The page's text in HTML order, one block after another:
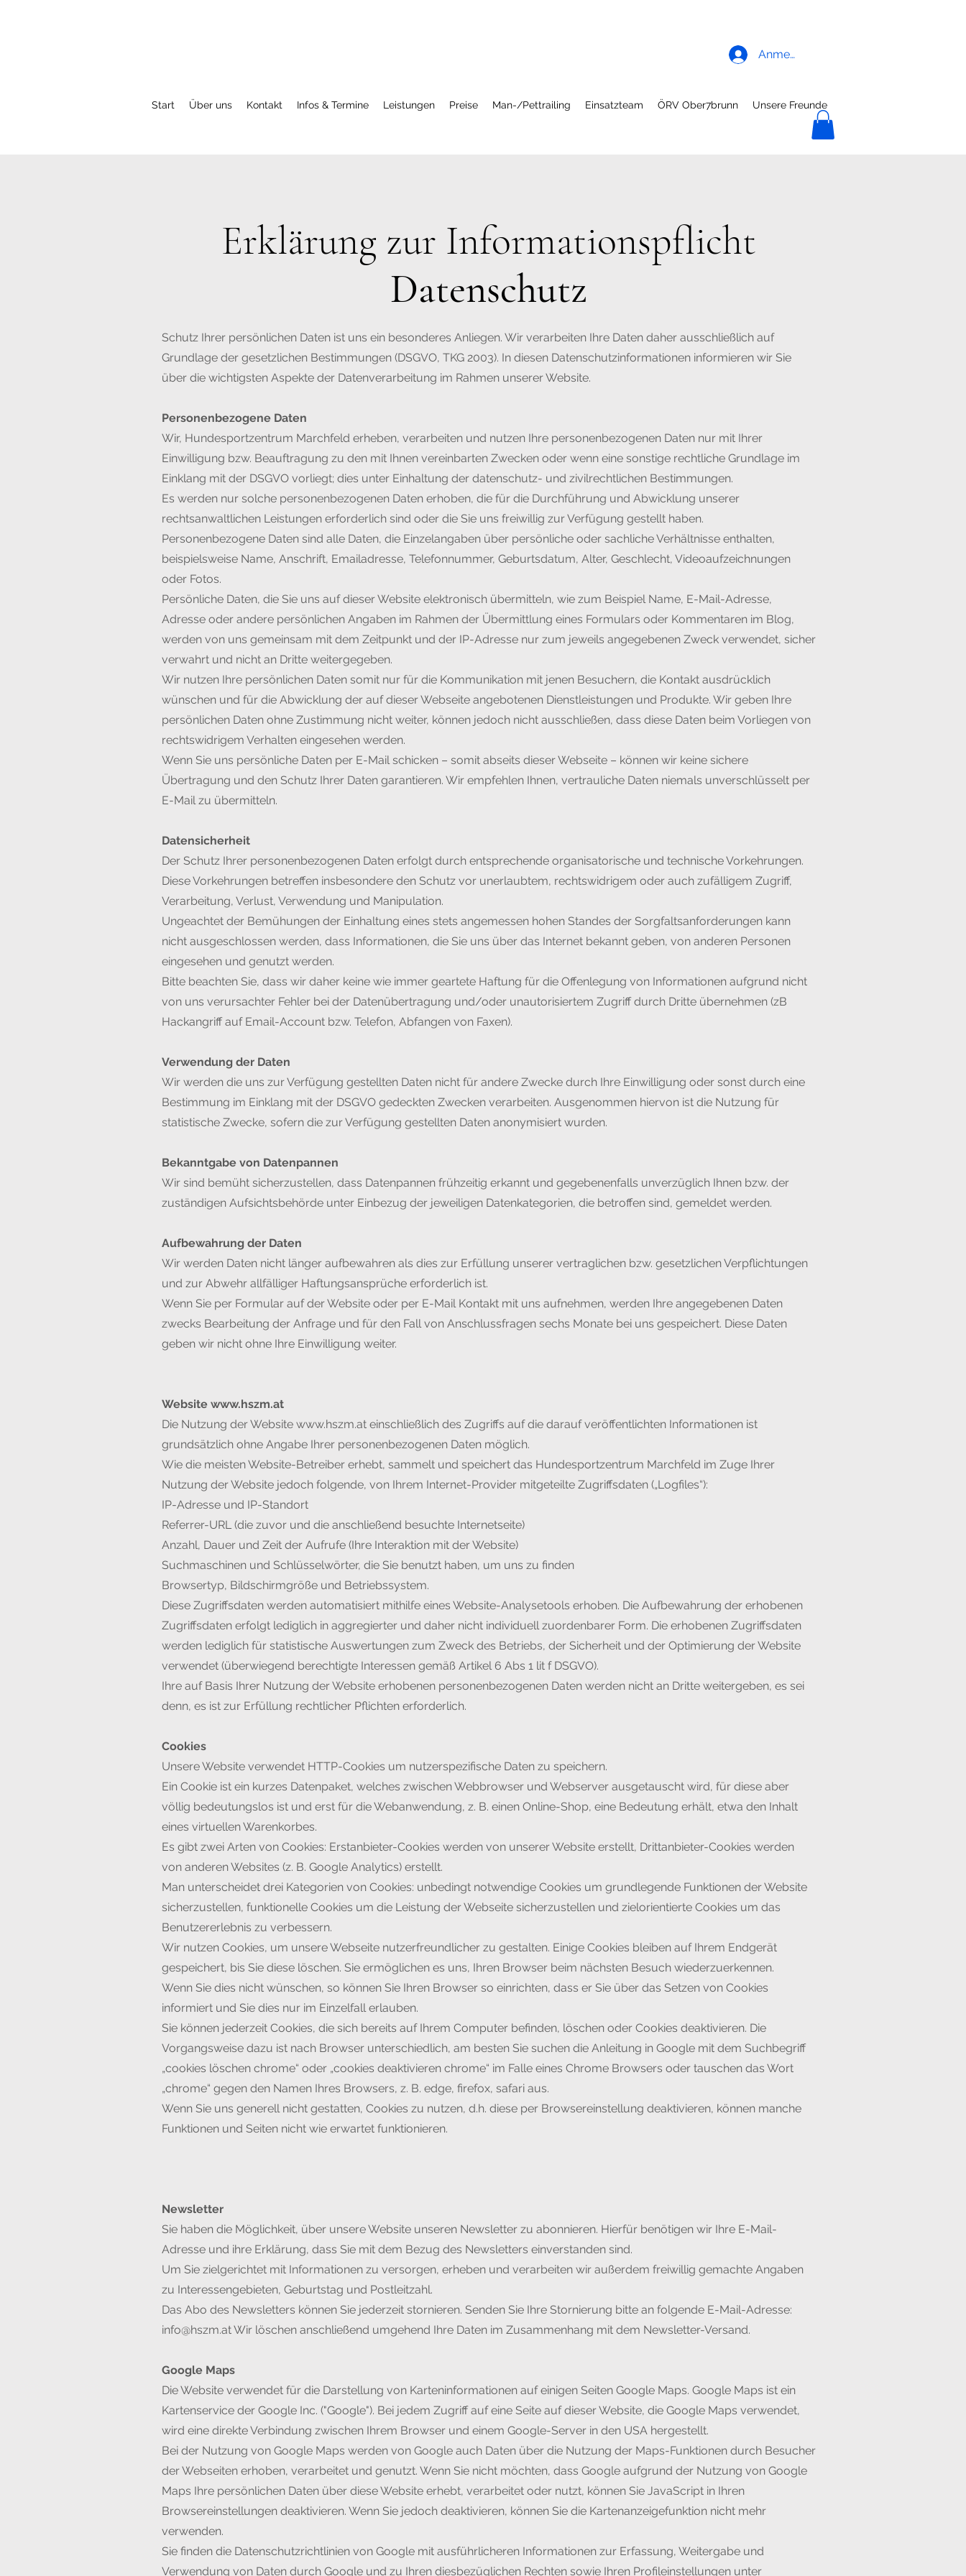
Anmelden
Start Über uns Kontakt Infos & Termine Leistungen Preise Man-/Pettrailing Einsatzteam ÖRV Ober7brunn Unsere Freunde
Erklärung zur Informationspflicht
Datenschutz
Schutz Ihrer persönlichen Daten ist uns ein besonderes Anliegen. Wir verarbeiten Ihre Daten daher ausschließlich auf
Grundlage der gesetzlichen Bestimmungen (DSGVO, TKG 2003). In diesen Datenschutzinformationen informieren wir Sie
über die wichtigsten Aspekte der Datenverarbeitung im Rahmen unserer Website.
Personenbezogene Daten
Wir, Hundesportzentrum Marchfeld erheben, verarbeiten und nutzen Ihre personenbezogenen Daten nur mit Ihrer
Einwilligung bzw. Beauftragung zu den mit Ihnen vereinbarten Zwecken oder wenn eine sonstige rechtliche Grundlage im
Einklang mit der DSGVO vorliegt; dies unter Einhaltung der datenschutz- und zivilrechtlichen Bestimmungen.
Es werden nur solche personenbezogenen Daten erhoben, die für die Durchführung und Abwicklung unserer
rechtsanwaltlichen Leistungen erforderlich sind oder die Sie uns freiwillig zur Verfügung gestellt haben.
Personenbezogene Daten sind alle Daten, die Einzelangaben über persönliche oder sachliche Verhältnisse enthalten,
beispielsweise Name, Anschrift, Emailadresse, Telefonnummer, Geburtsdatum, Alter, Geschlecht, Videoaufzeichnungen
oder Fotos.
Persönliche Daten, die Sie uns auf dieser Website elektronisch übermitteln, wie zum Beispiel Name, E-Mail-Adresse,
Adresse oder andere persönlichen Angaben im Rahmen der Übermittlung eines Formulars oder Kommentaren im Blog,
werden von uns gemeinsam mit dem Zeitpunkt und der IP-Adresse nur zum jeweils angegebenen Zweck verwendet, sicher
verwahrt und nicht an Dritte weitergegeben.
Wir nutzen Ihre persönlichen Daten somit nur für die Kommunikation mit jenen Besuchern, die Kontakt ausdrücklich
wünschen und für die Abwicklung der auf dieser Webseite angebotenen Dienstleistungen und Produkte. Wir geben Ihre
persönlichen Daten ohne Zustimmung nicht weiter, können jedoch nicht ausschließen, dass diese Daten beim Vorliegen von
rechtswidrigem Verhalten eingesehen werden.
Wenn Sie uns persönliche Daten per E-Mail schicken – somit abseits dieser Webseite – können wir keine sichere
Übertragung und den Schutz Ihrer Daten garantieren. Wir empfehlen Ihnen, vertrauliche Daten niemals unverschlüsselt per
E-Mail zu übermitteln.
Datensicherheit
Der Schutz Ihrer personenbezogenen Daten erfolgt durch entsprechende organisatorische und technische Vorkehrungen.
Diese Vorkehrungen betreffen insbesondere den Schutz vor unerlaubtem, rechtswidrigem oder auch zufälligem Zugriff,
Verarbeitung, Verlust, Verwendung und Manipulation.
Ungeachtet der Bemühungen der Einhaltung eines stets angemessen hohen Standes der Sorgfaltsanforderungen kann
nicht ausgeschlossen werden, dass Informationen, die Sie uns über das Internet bekannt geben, von anderen Personen
eingesehen und genutzt werden.
Bitte beachten Sie, dass wir daher keine wie immer geartete Haftung für die Offenlegung von Informationen aufgrund nicht
von uns verursachter Fehler bei der Datenübertragung und/oder unautorisiertem Zugriff durch Dritte übernehmen (zB
Hackangriff auf Email-Account bzw. Telefon, Abfangen von Faxen).
Verwendung der Daten
Wir werden die uns zur Verfügung gestellten Daten nicht für andere Zwecke durch Ihre Einwilligung oder sonst durch eine
Bestimmung im Einklang mit der DSGVO gedeckten Zwecken verarbeiten. Ausgenommen hiervon ist die Nutzung für
statistische Zwecke, sofern die zur Verfügung gestellten Daten anonymisiert wurden.
Bekanntgabe von Datenpannen
Wir sind bemüht sicherzustellen, dass Datenpannen frühzeitig erkannt und gegebenenfalls unverzüglich Ihnen bzw. der
zuständigen Aufsichtsbehörde unter Einbezug der jeweiligen Datenkategorien, die betroffen sind, gemeldet werden.
Aufbewahrung der Daten
Wir werden Daten nicht länger aufbewahren als dies zur Erfüllung unserer vertraglichen bzw. gesetzlichen Verpflichtungen
und zur Abwehr allfälliger Haftungsansprüche erforderlich ist.
Wenn Sie per Formular auf der Website oder per E-Mail Kontakt mit uns aufnehmen, werden Ihre angegebenen Daten
zwecks Bearbeitung der Anfrage und für den Fall von Anschlussfragen sechs Monate bei uns gespeichert. Diese Daten
geben wir nicht ohne Ihre Einwilligung weiter.
Website www.hszm.at
Die Nutzung der Website www.hszm.at einschließlich des Zugriffs auf die darauf veröffentlichten Informationen ist
grundsätzlich ohne Angabe Ihrer personenbezogenen Daten möglich.
Wie die meisten Website-Betreiber erhebt, sammelt und speichert das Hundesportzentrum Marchfeld im Zuge Ihrer
Nutzung der Website jedoch folgende, von Ihrem Internet-Provider mitgeteilte Zugriffsdaten („Logfiles“):
IP-Adresse und IP-Standort
Referrer-URL (die zuvor und die anschließend besuchte Internetseite)
Anzahl, Dauer und Zeit der Aufrufe (Ihre Interaktion mit der Website)
Suchmaschinen und Schlüsselwörter, die Sie benutzt haben, um uns zu finden
Browsertyp, Bildschirmgröße und Betriebssystem.
Diese Zugriffsdaten werden automatisiert mithilfe eines Website-Analysetools erhoben. Die Aufbewahrung der erhobenen
Zugriffsdaten erfolgt lediglich in aggregierter und daher nicht individuell zuordenbarer Form. Die erhobenen Zugriffsdaten
werden lediglich für statistische Auswertungen zum Zweck des Betriebs, der Sicherheit und der Optimierung der Website
verwendet (überwiegend berechtigte Interessen gemäß Artikel 6 Abs 1 lit f DSGVO).
Ihre auf Basis Ihrer Nutzung der Website erhobenen personenbezogenen Daten werden nicht an Dritte weitergeben, es sei
denn, es ist zur Erfüllung rechtlicher Pflichten erforderlich.
Cookies
Unsere Website verwendet HTTP-Cookies um nutzerspezifische Daten zu speichern.
Ein Cookie ist ein kurzes Datenpaket, welches zwischen Webbrowser und Webserver ausgetauscht wird, für diese aber
völlig bedeutungslos ist und erst für die Webanwendung, z. B. einen Online-Shop, eine Bedeutung erhält, etwa den Inhalt
eines virtuellen Warenkorbes.
Es gibt zwei Arten von Cookies: Erstanbieter-Cookies werden von unserer Website erstellt, Drittanbieter-Cookies werden
von anderen Websites (z. B. Google Analytics) erstellt.
Man unterscheidet drei Kategorien von Cookies: unbedingt notwendige Cookies um grundlegende Funktionen der Website
sicherzustellen, funktionelle Cookies um die Leistung der Webseite sicherzustellen und zielorientierte Cookies um das
Benutzererlebnis zu verbessern.
Wir nutzen Cookies, um unsere Webseite nutzerfreundlicher zu gestalten. Einige Cookies bleiben auf Ihrem Endgerät
gespeichert, bis Sie diese löschen. Sie ermöglichen es uns, Ihren Browser beim nächsten Besuch wiederzuerkennen.
Wenn Sie dies nicht wünschen, so können Sie Ihren Browser so einrichten, dass er Sie über das Setzen von Cookies
informiert und Sie dies nur im Einzelfall erlauben.
Sie können jederzeit Cookies, die sich bereits auf Ihrem Computer befinden, löschen oder Cookies deaktivieren. Die
Vorgangsweise dazu ist nach Browser unterschiedlich, am besten Sie suchen die Anleitung in Google mit dem Suchbegriff
„cookies löschen chrome“ oder „cookies deaktivieren chrome“ im Falle eines Chrome Browsers oder tauschen das Wort
„chrome“ gegen den Namen Ihres Browsers, z. B. edge, firefox, safari aus.
Wenn Sie uns generell nicht gestatten, Cookies zu nutzen, d.h. diese per Browsereinstellung deaktivieren, können manche
Funktionen und Seiten nicht wie erwartet funktionieren.
Newsletter
Sie haben die Möglichkeit, über unsere Website unseren Newsletter zu abonnieren. Hierfür benötigen wir Ihre E-Mail-
Adresse und ihre Erklärung, dass Sie mit dem Bezug des Newsletters einverstanden sind.
Um Sie zielgerichtet mit Informationen zu versorgen, erheben und verarbeiten wir außerdem freiwillig gemachte Angaben
zu Interessengebieten, Geburtstag und Postleitzahl.
Das Abo des Newsletters können Sie jederzeit stornieren. Senden Sie Ihre Stornierung bitte an folgende E-Mail-Adresse:
info@hszm.atWir löschen anschließend umgehend Ihre Daten im Zusammenhang mit dem Newsletter-Versand.
Google Maps
Die Website verwendet für die Darstellung von Karteninformationen auf einigen Seiten Google Maps. Google Maps ist ein
Kartenservice der Google Inc. ("Google"). Bei jedem Zugriff auf eine Seite auf dieser Website, die Google Maps verwendet,
wird eine direkte Verbindung zwischen Ihrem Browser und einem Google-Server in den USA hergestellt.
Bei der Nutzung von Google Maps werden von Google auch Daten über die Nutzung der Maps-Funktionen durch Besucher
der Webseiten erhoben, verarbeitet und genutzt. Wenn Sie nicht möchten, dass Google aufgrund der Nutzung von Google
Maps Ihre persönlichen Daten über diese Website erhebt, verarbeitet oder nutzt, können Sie JavaScript in Ihren
Browsereinstellungen deaktivieren. Wenn Sie jedoch deaktivieren, können Sie die Kartenanzeigefunktion nicht mehr
verwenden.
Sie finden die Datenschutzrichtlinien von Google mit ausführlicheren Informationen zur Erfassung, Weitergabe und
Verwendung von Daten durch Google und zu Ihren diesbezüglichen Rechten sowie Ihren Profileinstellungen unter